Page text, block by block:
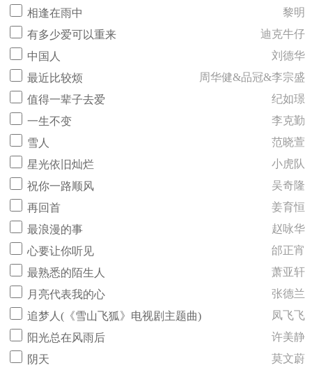
相逢在雨中
黎明
有多少爱可以重来
迪克牛仔
中国人
刘德华
最近比较烦
周华健&品冠&李宗盛
值得一辈子去爱
纪如璟
一生不变
李克勤
雪人
范晓萱
星光依旧灿烂
小虎队
祝你一路顺风
吴奇隆
再回首
姜育恒
最浪漫的事
赵咏华
心要让你听见
邰正宵
最熟悉的陌生人
萧亚轩
月亮代表我的心
张德兰
追梦人(《雪山飞狐》电视剧主题曲)
凤飞飞
阳光总在风雨后
许美静
阴天
莫文蔚